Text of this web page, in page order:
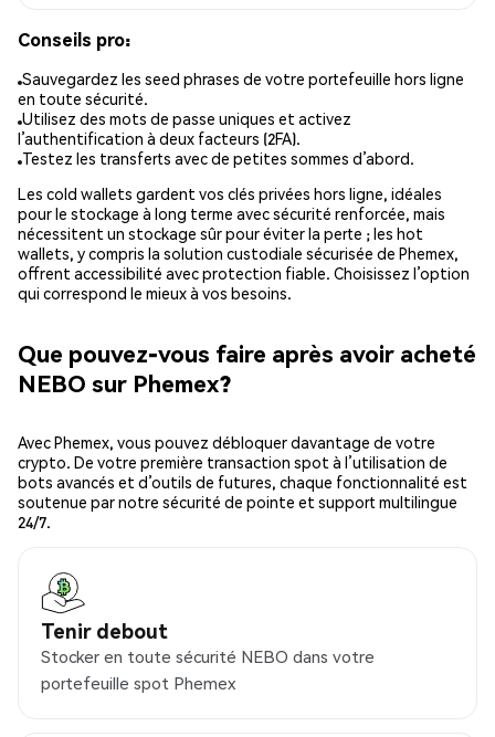
Conseils pro:
Sauvegardez les seed phrases de votre portefeuille hors ligne
en toute sécurité.
Utilisez des mots de passe uniques et activez
l’authentification à deux facteurs (2FA).
Testez les transferts avec de petites sommes d’abord.
Les cold wallets gardent vos clés privées hors ligne, idéales
pour le stockage à long terme avec sécurité renforcée, mais
nécessitent un stockage sûr pour éviter la perte ; les hot
wallets, y compris la solution custodiale sécurisée de Phemex,
offrent accessibilité avec protection fiable. Choisissez l’option
qui correspond le mieux à vos besoins.
Que pouvez-vous faire après avoir acheté
NEBO sur Phemex?
Avec Phemex, vous pouvez débloquer davantage de votre
crypto. De votre première transaction spot à l’utilisation de
bots avancés et d’outils de futures, chaque fonctionnalité est
soutenue par notre sécurité de pointe et support multilingue
24/7.
Tenir debout
Stocker en toute sécurité NEBO dans votre
portefeuille spot Phemex